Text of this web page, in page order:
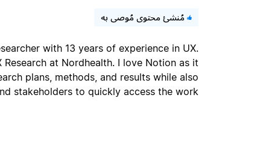
مُنشئ محتوى مُوصى به
with 13 years of experience in UX.
at Nordhealth. I love Notion as it
plans, methods, and results while also
stakeholders to quickly access the work.